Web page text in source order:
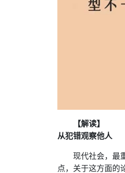
【解读】
从犯错观察他人
现代社会，最
点，关于这方面的